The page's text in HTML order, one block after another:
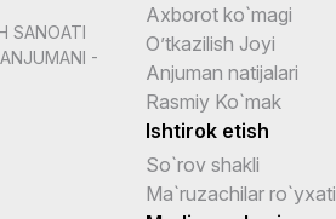
SANOATI
-
Axborot ko`magi
O’tkazilish Joyi
Anjuman natijalari
Rasmiy Ko`mak
Ishtirok etish
So`rov shakli
Ma`ruzachilar ro`yxati